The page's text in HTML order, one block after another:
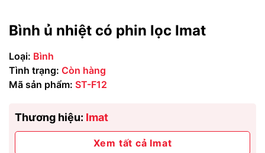
Bình ủ nhiệt có phin lọc Imat
Loại: Bình
Tình trạng: Còn hàng
Mã sản phẩm: ST-F12
Thương hiệu: Imat
Xem tất cả Imat